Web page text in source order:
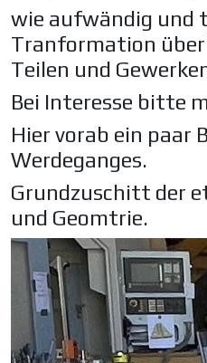
wie aufwändig und
Tranformation
Teilen und
Bei Interesse bitte
Hier vorab ein paar
Werdeganges.
Grundzuschitt der
und Geomtrie.